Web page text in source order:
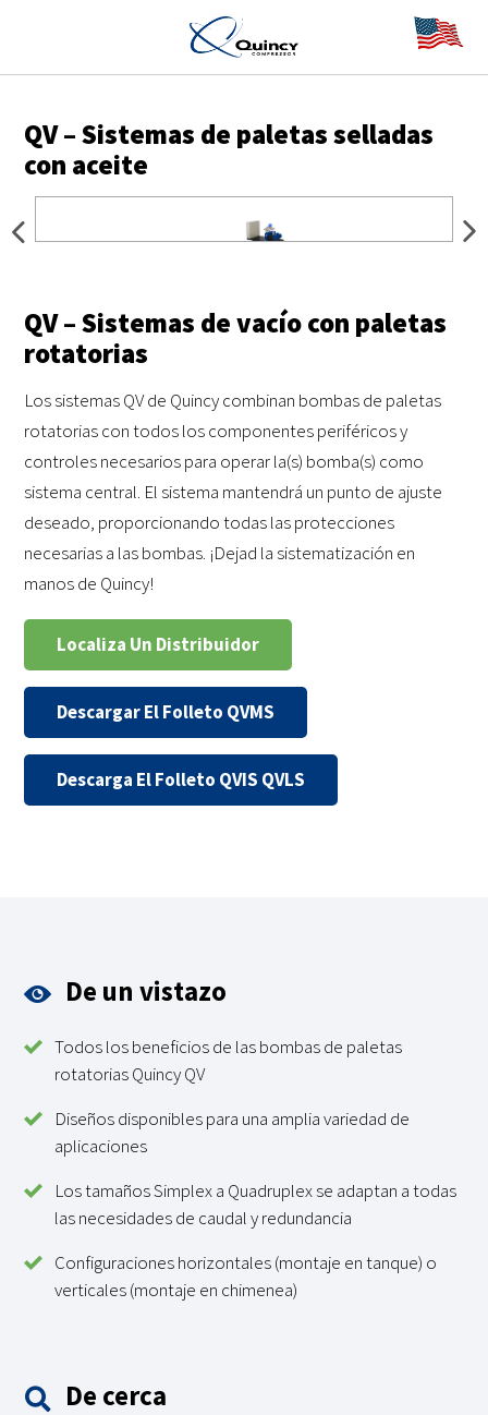
QV – Sistemas de paletas selladas
con aceite
QV – Sistemas de vacío con paletas
rotatorias
Los sistemas QV de Quincy combinan bombas de paletas
rotatorias con todos los componentes periféricos y
controles necesarios para operar la(s) bomba(s) como
sistema central. El sistema mantendrá un punto de ajuste
deseado, proporcionando todas las protecciones
necesarias a las bombas. ¡Dejad la sistematización en
manos de Quincy!
Localiza Un Distribuidor
Descargar El Folleto QVMS
Descarga El Folleto QVIS QVLS
De un vistazo
Todos los beneficios de las bombas de paletas
rotatorias Quincy QV
Diseños disponibles para una amplia variedad de
aplicaciones
Los tamaños Simplex a Quadruplex se adaptan a todas
las necesidades de caudal y redundancia
Configuraciones horizontales (montaje en tanque) o
verticales (montaje en chimenea)
De cerca